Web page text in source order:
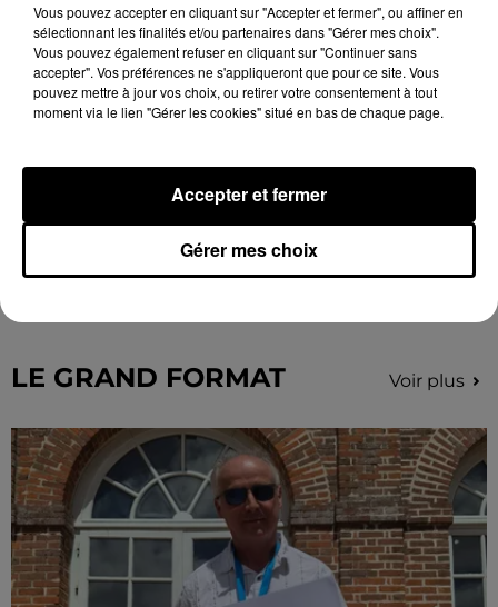
Coupe de France : les basketteurs chartrains
LE GRAND FORMAT Voir plus
Vous pouvez accepter en cliquant sur "Accepter et fermer", ou affiner en
sélectionnant les finalités et/ou partenaires dans "Gérer mes choix".
Vous pouvez également refuser en cliquant sur "Continuer sans
accepter". Vos préférences ne s'appliqueront que pour ce site. Vous
pouvez mettre à jour vos choix, ou retirer votre consentement à tout
moment via le lien "Gérer les cookies" situé en bas de chaque page.
Gérer mes choix
Accepter et fermer